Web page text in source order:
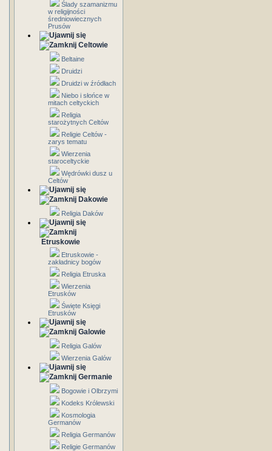
Ślady szamanizmu
w religijności
średniowiecznych
Prusów
Celtowie
Beltaine
Druidzi
Druidzi w źródłach
Niebo i słońce w
mitach celtyckich
Religia
starożytnych Celtów
Religie Celtów -
zarys tematu
Wierzenia
staroceltyckie
Wędrówki dusz u
Celtów
Dakowie
Religia Daków
Etruskowie
Etruskowie -
zakładnicy bogów
Religia Etruska
Wierzenia
Etrusków
Święte Księgi
Etrusków
Galowie
Religia Galów
Wierzenia Galów
Germanie
Bogowie i Olbrzymi
Kodeks Królewski
Kosmologia
Germanów
Religia Germanów
Religie Germanów